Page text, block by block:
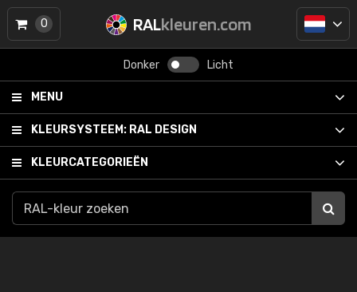
RALkleuren.com
Donker Licht
MENU
KLEURSYSTEEM: RAL DESIGN
KLEURCATEGORIEËN
0